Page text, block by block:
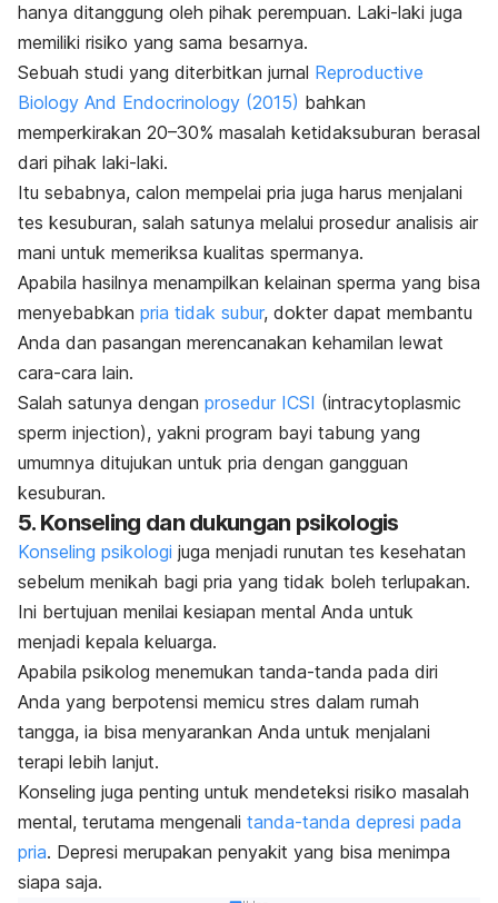
hanya ditanggung oleh pihak perempuan. Laki-laki juga
memiliki risiko yang sama besarnya.
Sebuah studi yang diterbitkan jurnal Reproductive
Biology And Endocrinology (2015) bahkan
memperkirakan 20–30% masalah ketidaksuburan berasal
dari pihak laki-laki.
Itu sebabnya, calon mempelai pria juga harus menjalani
tes kesuburan, salah satunya melalui prosedur analisis air
mani untuk memeriksa kualitas spermanya.
Apabila hasilnya menampilkan kelainan sperma yang bisa
menyebabkan pria tidak subur, dokter dapat membantu
Anda dan pasangan merencanakan kehamilan lewat
cara-cara lain.
Salah satunya dengan prosedur ICSI (intracytoplasmic
sperm injection), yakni program bayi tabung yang
umumnya ditujukan untuk pria dengan gangguan
kesuburan.
5. Konseling dan dukungan psikologis
Konseling psikologi juga menjadi runutan tes kesehatan
sebelum menikah bagi pria yang tidak boleh terlupakan.
Ini bertujuan menilai kesiapan mental Anda untuk
menjadi kepala keluarga.
Apabila psikolog menemukan tanda-tanda pada diri
Anda yang berpotensi memicu stres dalam rumah
tangga, ia bisa menyarankan Anda untuk menjalani
terapi lebih lanjut.
Konseling juga penting untuk mendeteksi risiko masalah
mental, terutama mengenali tanda-tanda depresi pada
pria. Depresi merupakan penyakit yang bisa menimpa
siapa saja.